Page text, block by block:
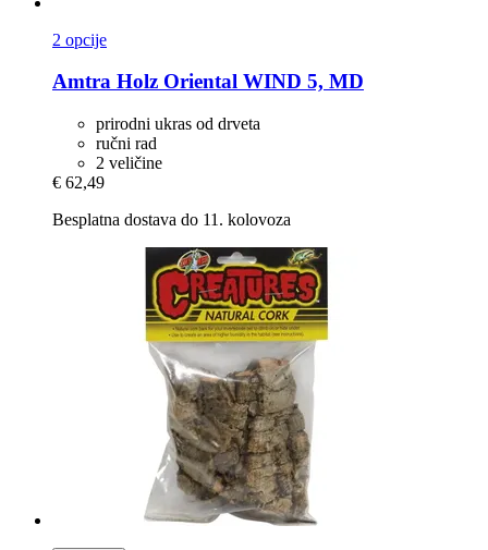
2 opcije
Amtra Holz Oriental WIND 5, MD
prirodni ukras od drveta
ručni rad
2 veličine
€ 62,49
Besplatna dostava do 11. kolovoza